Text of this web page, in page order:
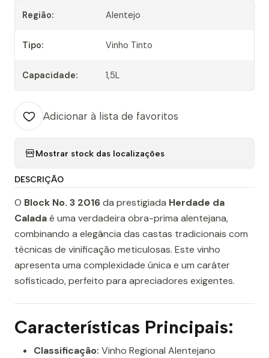
Região: Alentejo
Tipo: Vinho Tinto
Capacidade: 1,5L
Adicionar à lista de favoritos
Mostrar stock das localizações
DESCRIÇÃO
O Block No. 3 2016da prestigiada Herdade da
Caladaé uma verdadeira obra-prima alentejana,
combinando a elegância das castas tradicionais com
técnicas de vinificação meticulosas. Este vinho
apresenta uma complexidade única e um caráter
sofisticado, perfeito para apreciadores exigentes.
Características Principais:
Classificação: Vinho Regional Alentejano